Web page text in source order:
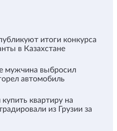
итоги конкурса
в Казахстане
мужчина выбросил
автомобиль
квартиру на
из Грузии за